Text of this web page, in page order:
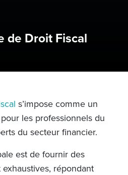
de Droit Fiscal
s’impose comme un
les professionnels du
du secteur financier.
est de fournir des
répondant